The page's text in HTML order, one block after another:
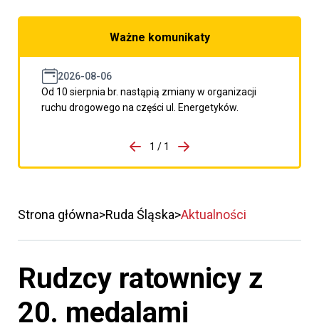
Ważne komunikaty
2026-08-06
Od 10 sierpnia br. nastąpią zmiany w organizacji
ruchu drogowego na części ul. Energetyków.
porzpedniego komunikatu
1 / 1
Przejdź do następnego
Strona główna Ruda Śląska Aktualności
Rudzcy ratownicy z
20. medalami